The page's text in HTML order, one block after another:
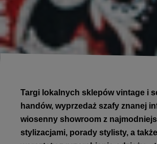
Targi lokalnych sklepów vintage i
handów, wyprzedaż szafy znanej
wiosenny showroom z
stylizacjami, porady stylisty, a